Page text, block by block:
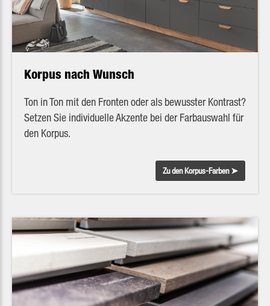
Korpus nach Wunsch
Ton in Ton mit den Fronten oder als bewusster Kontrast?
Setzen Sie individuelle Akzente bei der Farbauswahl für
den Korpus.
Zu den Korpus-Farben ➤